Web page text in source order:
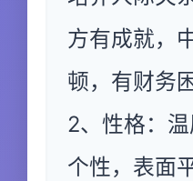
方有成就，
顿，有财务
2、性格：
个性，表面